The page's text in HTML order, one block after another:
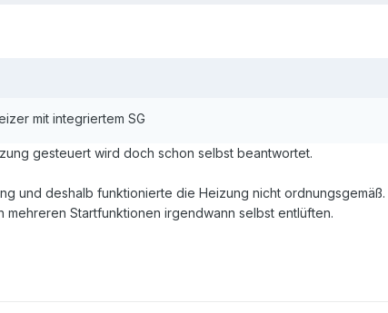
mit integriertem SG
gesteuert wird doch schon selbst beantwortet.
und deshalb funktionierte die Heizung nicht
Startfunktionen irgendwann selbst entlüften.